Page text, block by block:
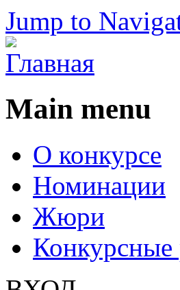
Jump to
Main menu
О конкурсе
Номинации
Жюри
Конкурсные